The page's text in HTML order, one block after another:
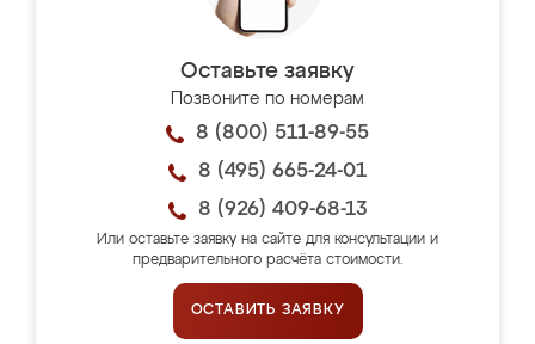
Оставьте заявку
Позвоните по номерам
8 (800) 511-89-55
8 (495) 665-24-01
8 (926) 409-68-13
Или оставьте заявку на сайте для консультации и
предварительного расчёта стоимости.
ОСТАВИТЬ ЗАЯВКУ